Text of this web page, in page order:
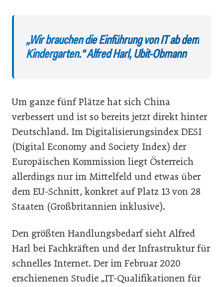
„Wir brauchen die Einführung von IT ab dem
Kindergarten.“ Alfred Harl, Ubit-Obmann
Um ganze fünf Plätze hat sich China
verbessert und ist so bereits jetzt direkt hinter
Deutschland. Im Digitalisierungsindex DESI
(Digital Economy and Society Index) der
Europäischen Kommission liegt Österreich
allerdings nur im Mittelfeld und etwas über
dem EU-Schnitt, konkret auf Platz 13 von 28
Staaten (Großbritannien inklusive).
Den größten Handlungsbedarf sieht Alfred
Harl bei Fachkräften und der Infrastruktur für
schnelles Internet. Der im Februar 2020
erschienenen Studie „IT-Qualifikationen für